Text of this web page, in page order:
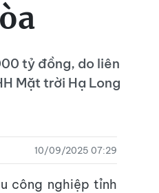
tỷ đồng, do liên
Mặt trời Hạ Long
10/09/2025 07:29
công nghiệp tỉnh